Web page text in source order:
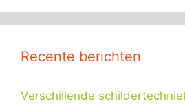
Recente berichten
Verschillende